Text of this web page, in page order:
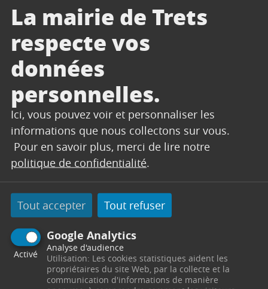
La mairie de Trets
respecte vos
données
personnelles.
Ici, vous pouvez voir et personnaliser les
informations que nous collectons sur vous.
Pour en savoir plus, merci de lire notre
politique de confidentialité.
Tout accepter Tout refuser
Google Analytics
Activé
Analyse d'audience
Utilisation: Les cookies statistiques aident les
propriétaires du site Web, par la collecte et la
communication d'informations de manière
CONTACT
ACCUEIL URBANISME -
AMÉNAGEMENT DU TERRITOIRE